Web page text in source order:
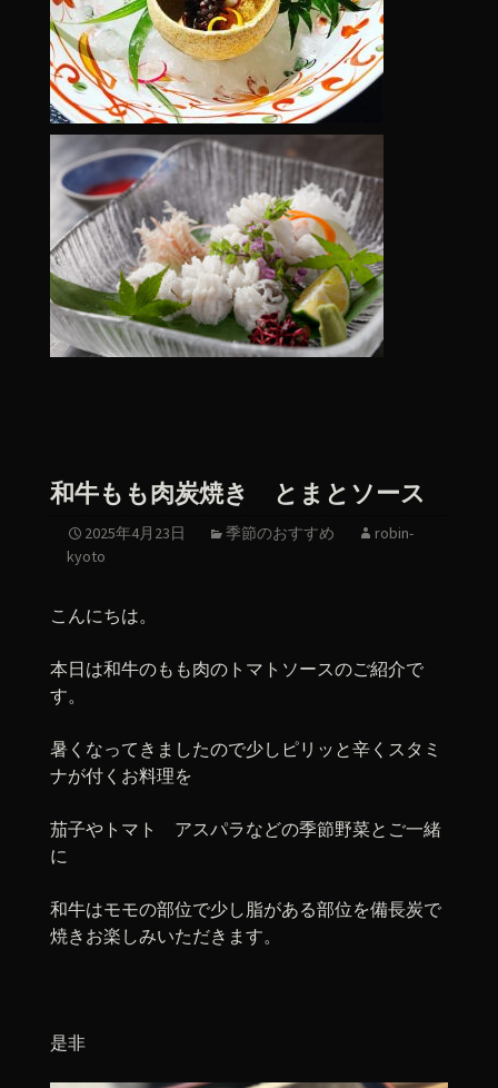
和牛もも肉炭焼き とまとソース
2025年4月23日 季節のおすすめ
robin-
kyoto
こんにちは。
本日は和牛のもも肉のトマトソースのご紹介で
す。
暑くなってきましたので少しピリッと辛くスタミ
ナが付くお料理を
茄子やトマト アスパラなどの季節野菜とご一緒
に
和牛はモモの部位で少し脂がある部位を備長炭で
焼きお楽しみいただきます。
是非